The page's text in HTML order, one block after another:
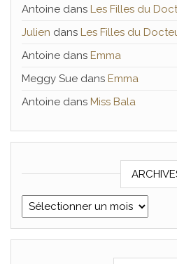
Antoine dans Les Filles du
Julien dans Les Filles du
Antoine dans Emma
Meggy Sue dans Emma
Antoine dans Miss Bala
Archives